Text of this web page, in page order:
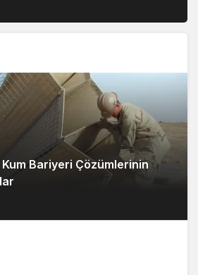
Bariyeri Çözümlerinin
Daire İçin Doğru Semt Nasıl